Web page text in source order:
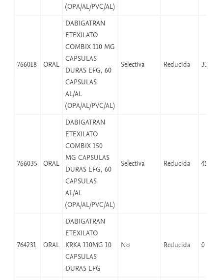
(OPA/AL/PVC/AL)
766018 ORAL
DABIGATRAN
ETEXILATO
COMBIX 110 MG
CAPSULAS
DURAS EFG, 60
CAPSULAS
AL/AL
(OPA/AL/PVC/AL)
Selectiva Reducida 33,06
766035 ORAL
DABIGATRAN
ETEXILATO
COMBIX 150
MG CAPSULAS
DURAS EFG, 60
CAPSULAS
AL/AL
(OPA/AL/PVC/AL)
Selectiva Reducida 45,08
764231 ORAL
DABIGATRAN
ETEXILATO
KRKA 110MG 10
CAPSULAS
DURAS EFG
No Reducida 0